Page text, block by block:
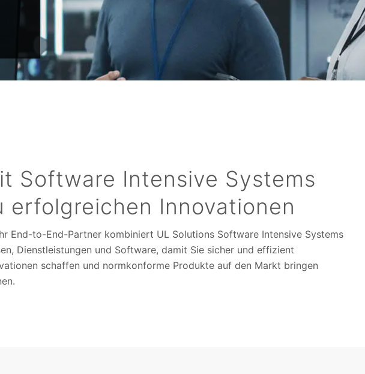
Software Intensive Systems
erfolgreichen Innovationen
End-to-End-Partner kombiniert UL Solutions Software Intensive Systems
Dienstleistungen und Software, damit Sie sicher und effizient
schaffen und normkonforme Produkte auf den Markt bringen